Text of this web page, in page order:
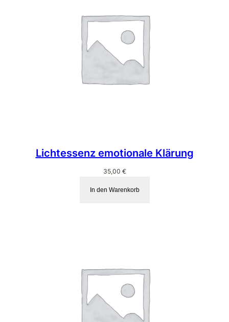
Lichtessenz emotionale Klärung
35,00 €
In den Warenkorb